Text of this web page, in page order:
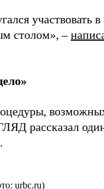
участвовать
столом», –
рассказал
urbc.ru)